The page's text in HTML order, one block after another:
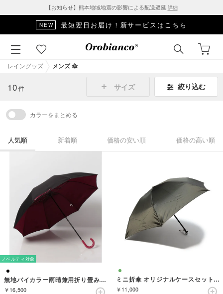
【お知らせ】熊本地域地震の影響による配送遅延 詳細
NEW 最短翌日お届け！新サービスはこちら
レイングッズ メンズ 傘
10件 サイズ 絞り込む
カラーをまとめる
人気順 新着順 価格の安い順 価格の高い順
ノベルティ対象
無地バイカラー雨晴兼用折り畳み傘 （BLACK/RED）
￥16,500
ミニ折傘 オリジナルケースセット （KHAKI）
￥11,000